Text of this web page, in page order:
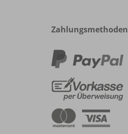
Zahlungsmethoden